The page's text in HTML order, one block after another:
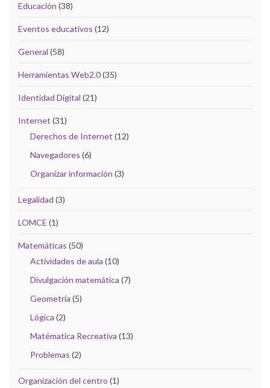
Educación (38)
Eventos educativos (12)
General (58)
Herramientas Web2.0(35)
Identidad Digital (21)
Internet (31)
Derechos de Internet (12)
Navegadores (6)
Organizar información (3)
Legalidad (3)
LOMCE (1)
Matemáticas (50)
Actividades de aula (10)
Divulgación matemática (7)
Geometría (5)
Lógica (2)
Matématica Recreativa (13)
Problemas (2)
Organización del centro (1)